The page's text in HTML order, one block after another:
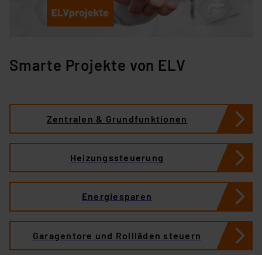
Smarte Projekte von ELV
Zentralen & Grundfunktionen
Heizungssteuerung
Energiesparen
Garagentore und Rollläden steuern